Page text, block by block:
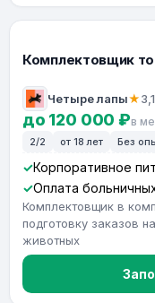
Комплектовщик
Четыре лапы★3,1
до 120 000 ₽в
2/2 от 18 лет Без
Корпоративное
Оплата
Комплектовщик в
подготовку заказов
животных